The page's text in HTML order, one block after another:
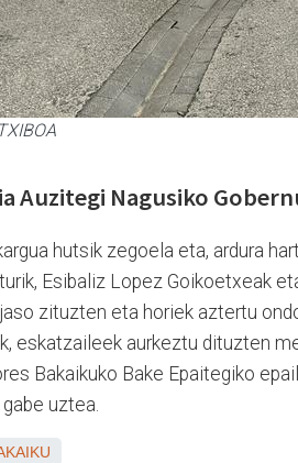
Auzitegi Nagusiko
hutsik zegoela eta, ardura
Esibaliz Lopez Goikoetxeak
zituzten eta horiek aztertu
eskatzaileek aurkeztu dituzten
Bakaikuko Bake Epaitegiko
uztea.